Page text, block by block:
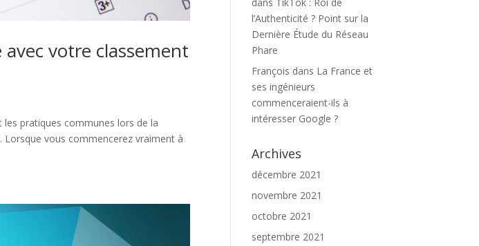
votre classement
pratiques communes lors de la
Lorsque vous commencerez vraiment à
l’Authenticité ? Point sur la
Dernière Étude du Réseau
Phare
François dans La France et
ses ingénieurs
commenceraient-ils à
intéresser Google ?
Archives
décembre 2021
novembre 2021
octobre 2021
septembre 2021